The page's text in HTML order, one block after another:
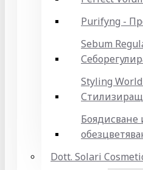
Purifyng -
Sebum
Styling
Боядисване
Dott. Solari